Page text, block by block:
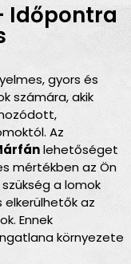
Időpontra
gyors és
számára, akik
Az
lehetőséget
mértékben az Ön
a lomok
az
Ennek
környezete